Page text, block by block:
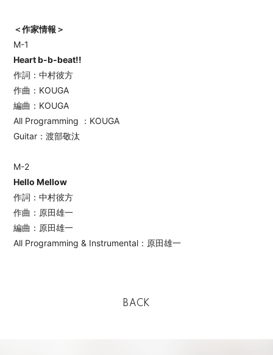
＜作家情報＞
M-1
Heart b-b-beat!!
作詞：中村彼方
作曲：KOUGA
編曲：KOUGA
All Programming ：KOUGA
Guitar：渡部敬汰
M-2
Hello Mellow
作詞：中村彼方
作曲：原田雄一
編曲：原田雄一
All Programming & Instrumental：原田雄一
BACK